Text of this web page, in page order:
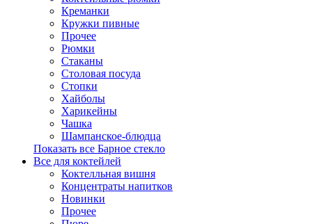
Креманки
Кружки пивные
Прочее
Рюмки
Стаканы
Столовая посуда
Стопки
Хайболы
Харикейны
Чашка
Шампанское-блюдца
Показать все Барное стекло
Все для коктейлей
Коктелльная вишня
Концентраты напитков
Новинки
Прочее